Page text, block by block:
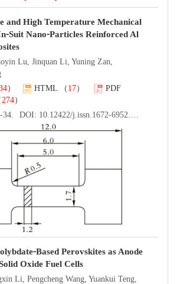
and High Temperature Mechanical
Nano⁃Particles Reinforced Al
Lu, Jinquan Li, Yuning Zan,
） HTML （ 17）
PDF
274）
DOI: 10.12422/j.issn.1672-6952.2023.02.005
Perovskites as Anode
Oxide Fuel Cells
Li, Pengcheng Wang, Yuankui Teng,